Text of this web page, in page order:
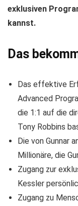
exklusiven
kannst.
Das
Das effektive
Advanced
die 1:1 auf die
Tony Robbins
Die von Gunnar
Millionäre, die
Zugang zur
Kessler
Zugang zu